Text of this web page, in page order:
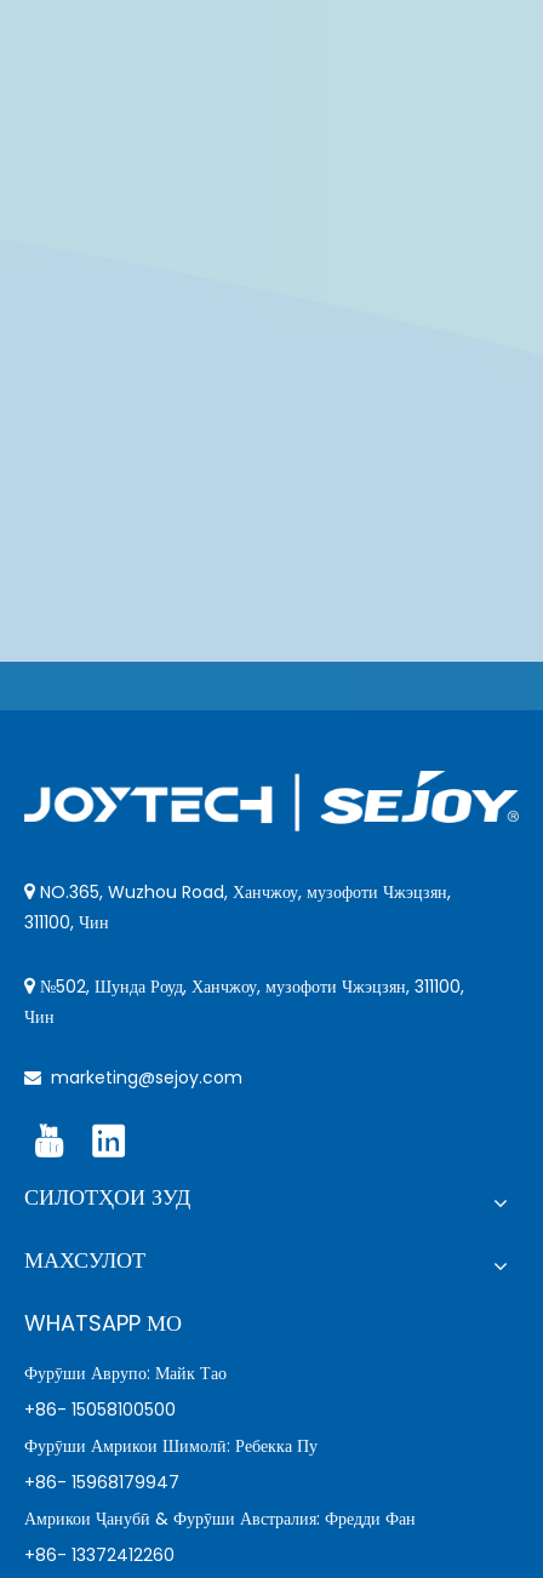
 NO.365, Wuzhou Road, Ханчжоу, музофоти Чжэцзян,
311100, Чин
 №502, Шунда Роуд, Ханчжоу, музофоти Чжэцзян, 311100,
Чин
 marketing@sejoy.com
СИЛОТҲОИ ЗУД
МАХСУЛОТ
WHATSAPP МО
Фурӯши Аврупо: Майк Тао
+86- 15058100500
Фурӯши Амрикои Шимолӣ: Ребекка Пу
+86- 15968179947
Амрикои Ҷанубӣ & Фурӯши Австралия: Фредди Фан
+86- 13372412260